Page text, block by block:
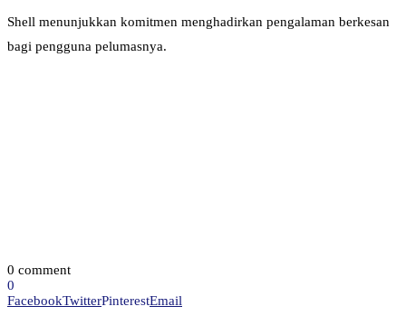
Shell menunjukkan komitmen menghadirkan pengalaman berkesan
bagi pengguna pelumasnya.
0 comment
0
FacebookTwitterPinterestEmail